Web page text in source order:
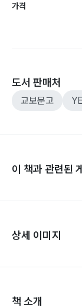
가격
도서 판매처
교보문고
이 책과 관련된
상세 이미지
책 소개